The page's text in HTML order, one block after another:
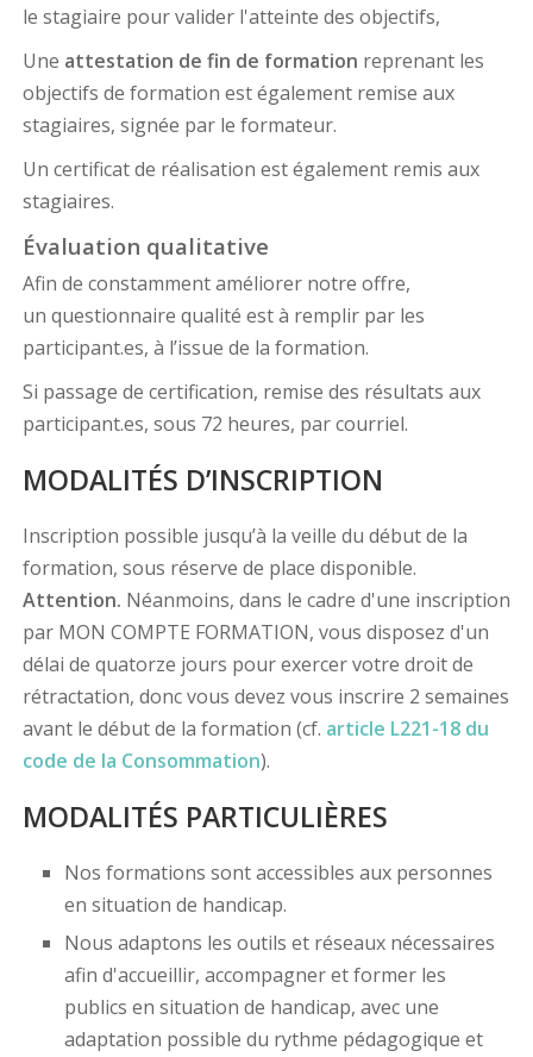
le stagiaire pour valider l'atteinte des objectifs,
Une attestation de fin de formation reprenant les
objectifs de formation est également remise aux
stagiaires, signée par le formateur.
Un certificat de réalisation est également remis aux
stagiaires.
Évaluation qualitative
Afin de constamment améliorer notre offre,
un questionnaire qualité est à remplir par les
participant.es, à l’issue de la formation.
Si passage de certification, remise des résultats aux
participant.es, sous 72 heures, par courriel.
MODALITÉS D’INSCRIPTION
Inscription possible jusqu’à la veille du début de la
formation, sous réserve de place disponible.
Attention. Néanmoins, dans le cadre d'une inscription
par MON COMPTE FORMATION, vous disposez d'un
délai de quatorze jours pour exercer votre droit de
rétractation, donc vous devez vous inscrire 2 semaines
avant le début de la formation (cf. article L221-18 du
code de la Consommation).
MODALITÉS PARTICULIÈRES
Nos formations sont accessibles aux personnes
en situation de handicap.
Nous adaptons les outils et réseaux nécessaires
afin d'accueillir, accompagner et former les
publics en situation de handicap, avec une
adaptation possible du rythme pédagogique et